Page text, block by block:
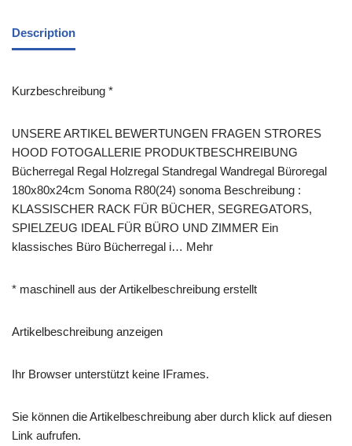
Description
Kurzbeschreibung *
UNSERE ARTIKEL BEWERTUNGEN FRAGEN STRORES
HOOD FOTOGALLERIE PRODUKTBESCHREIBUNG
Bücherregal Regal Holzregal Standregal Wandregal Büroregal
180x80x24cm Sonoma R80(24) sonoma Beschreibung :
KLASSISCHER RACK FÜR BÜCHER, SEGREGATORS,
SPIELZEUG IDEAL FÜR BÜRO UND ZIMMER Ein
klassisches Büro Bücherregal i… Mehr
* maschinell aus der Artikelbeschreibung erstellt
Artikelbeschreibung anzeigen
Ihr Browser unterstützt keine IFrames.
Sie können die Artikelbeschreibung aber durch klick auf diesen
Link aufrufen.